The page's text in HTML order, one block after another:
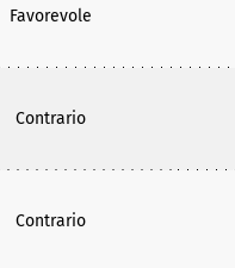
Favorevole
Contrario
Contrario